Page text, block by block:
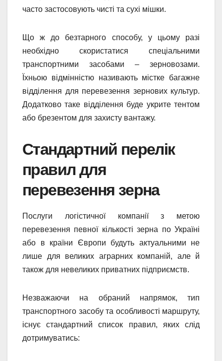
часто застосовують чисті та сухі мішки.
Що ж до безтарного способу, у цьому разі
необхідно скористатися спеціальними
транспортними засобами – зерновозами.
Їхньою відмінністю називають містке багажне
відділення для перевезення зернових культур.
Додатково таке відділення буде укрите тентом
або брезентом для захисту вантажу.
Стандартний перелік
правил для
перевезення зерна
Послуги логістичної компанії з метою
перевезення певної кількості зерна по Україні
або в країни Європи будуть актуальними не
лише для великих аграрних компаній, але й
також для невеликих приватних підприємств.
Незважаючи на обраний напрямок, тип
транспортного засобу та особливості маршруту,
існує стандартний список правил, яких слід
дотримуватись: